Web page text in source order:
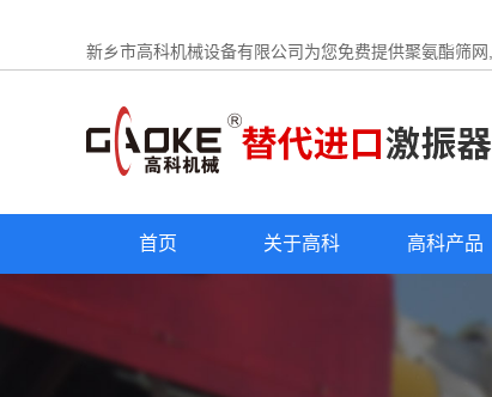
新乡市高科机械设备有限公司为您免费提供聚氨酯筛网
首页 关于高科 高科产品